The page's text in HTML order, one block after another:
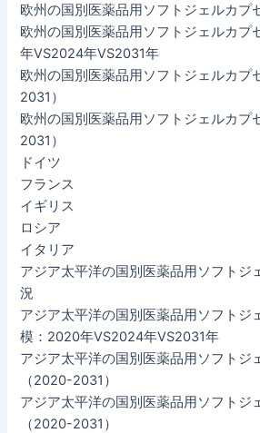
欧州の国別医薬品用ソフトジェルカプ
欧州の国別医薬品用ソフトジェルカプ
年VS2024年VS2031年
欧州の国別医薬品用ソフトジェルカプ
2031）
欧州の国別医薬品用ソフトジェルカプ
2031）
ドイツ
フランス
イギリス
ロシア
イタリア
アジア太平洋の国別医薬品用ソフトジ
況
アジア太平洋の国別医薬品用ソフトジ
模：2020年VS2024年VS2031年
アジア太平洋の国別医薬品用ソフトジ
（2020-2031）
アジア太平洋の国別医薬品用ソフトジ
（2020-2031）